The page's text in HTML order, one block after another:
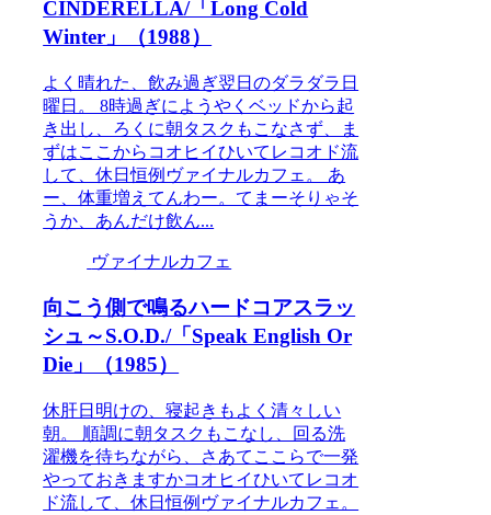
CINDERELLA/「Long Cold
Winter」（1988）
よく晴れた、飲み過ぎ翌日のダラダラ日
曜日。 8時過ぎにようやくベッドから起
き出し、ろくに朝タスクもこなさず、ま
ずはここからコオヒイひいてレコオド流
して、休日恒例ヴァイナルカフェ。 あ
ー、体重増えてんわー。てまーそりゃそ
うか、あんだけ飲ん...
ヴァイナルカフェ
向こう側で鳴るハードコアスラッ
シュ～S.O.D./「Speak English Or
Die」（1985）
休肝日明けの、寝起きもよく清々しい
朝。 順調に朝タスクもこなし、回る洗
濯機を待ちながら、さあてここらで一発
やっておきますかコオヒイひいてレコオ
ド流して、休日恒例ヴァイナルカフェ。